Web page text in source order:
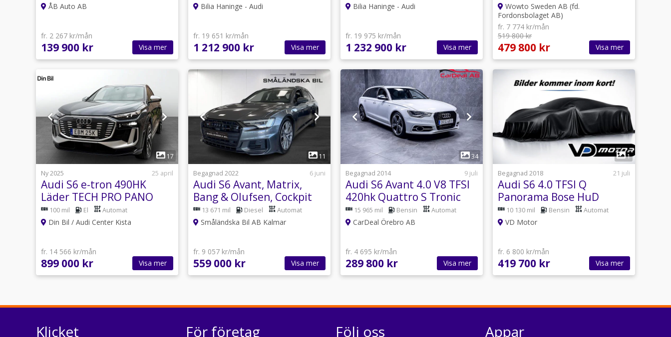
ÅB Auto AB
fr. 2 267 kr/mån
139 900 kr Visa mer
Bilia Haninge - Audi
fr. 19 651 kr/mån
1 212 900 kr Visa mer
Bilia Haninge - Audi
fr. 19 975 kr/mån
1 232 900 kr Visa mer
Wowto Sweden AB (fd.
Fordonsbolaget AB)
fr. 7 774 kr/mån
519 800 kr
479 800 kr Visa mer
17
Ny 2025
25 april
Audi S6 e-tron 490HK
Läder TECH PRO PANO
100 mil El Automat
Din Bil / Audi Center Kista
fr. 14 566 kr/mån
899 000 kr Visa mer
1
11
Begagnad 2022
6 juni
Audi S6 Avant, Matrix,
Bang & Olufsen, Cockpit
13 671 mil Diesel Automat
Småländska Bil AB Kalmar
fr. 9 057 kr/mån
559 000 kr Visa mer
1
34
Begagnad 2014
9 juli
Audi S6 Avant 4.0 V8 TFSI
420hk Quattro S Tronic
BOSE *SE SPEC*
15 965 mil Bensin Automat
CarDeal Örebro AB
fr. 4 695 kr/mån
289 800 kr Visa mer
1
Begagnad 2018
21 juli
Audi S6 4.0 TFSI Q
Panorama Bose HuD
Softclose Remus 540hk
10 130 mil Bensin Automat
VD Motor
fr. 6 800 kr/mån
419 700 kr Visa mer
Klicket För företag Följ oss Appar